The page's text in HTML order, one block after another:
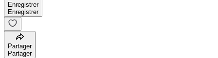
Enregistrer
Enregistrer
Partager
Partager